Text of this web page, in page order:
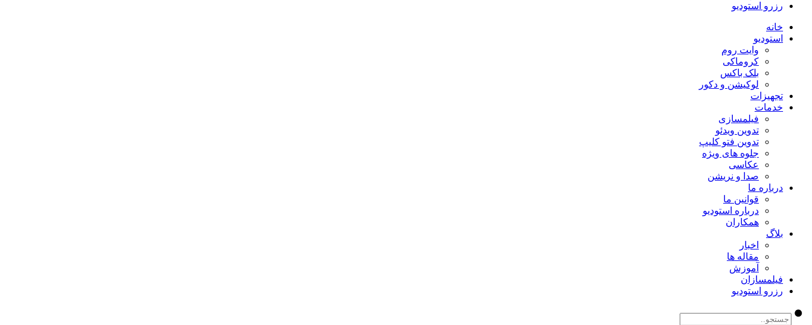
رزرو استودیو
خانه
استودیو
وایت روم
کروماکی
بلک باکس
لوکیشن و دکور
تجهیزات
خدمات
فیلمسازی
تدوین ویدئو
تدوین فتو کلیپ
جلوه های ویژه
عکاسی
صدا و نریشن
درباره ما
قوانین ما
درباره استودیو
همکاران
بلاگ
اخبار
مقاله ها
آموزش
فیلمسازان
رزرو استودیو